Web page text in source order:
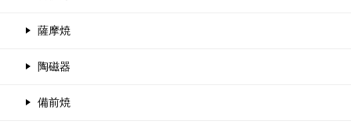
薩摩焼
陶磁器
備前焼